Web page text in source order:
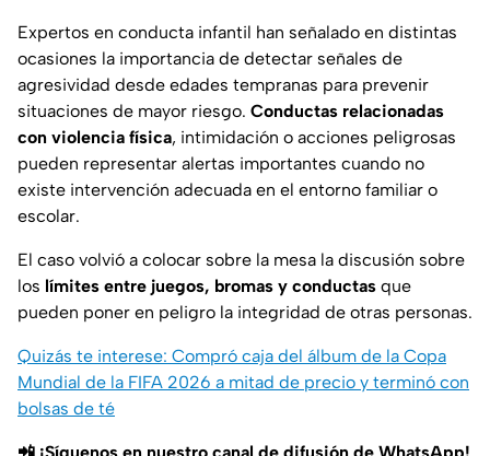
Expertos en conducta infantil han señalado en distintas
ocasiones la importancia de detectar señales de
agresividad desde edades tempranas para prevenir
situaciones de mayor riesgo. Conductas relacionadas
con violencia física, intimidación o acciones peligrosas
pueden representar alertas importantes cuando no
existe intervención adecuada en el entorno familiar o
escolar.
El caso volvió a colocar sobre la mesa la discusión sobre
los límites entre juegos, bromas y conductas que
pueden poner en peligro la integridad de otras personas.
Quizás te interese: Compró caja del álbum de la Copa
Mundial de la FIFA 2026 a mitad de precio y terminó con
bolsas de té